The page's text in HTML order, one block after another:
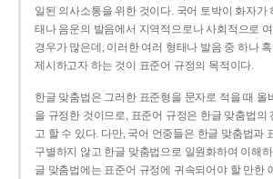
일된 의사소통을 위한 것이다. 국어 토박이 화자가
태나 음운의 발음에서 지역적으로나 사회적으로
경우가 많은데, 이러한 여러 형태나 발음 중 하나
제시하고자 하는 것이 표준어 규정의 목적이다.
한글 맞춤법은 그러한 표준형을 문자로 적을 때 올
을 규정한 것이므로, 표준어 규정은 한글 맞춤법의
고 할 수 있다. 다만, 국어 언중들은 한글 맞춤법과
구별하지 않고 한글 맞춤법으로 일원화하여 이해
글 맞춤법에는 표준어 규정에 귀속되어야 할 만한